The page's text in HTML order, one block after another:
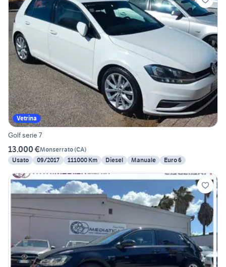
Vetrina
Golf serie 7
13.000 €Monserrato(CA)
Usato
09/2017 111000 Km Diesel Manuale Euro 6